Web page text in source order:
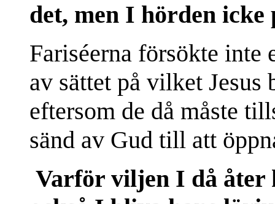
det, men I hörden icke
Fariséerna försökte inte
av sättet på vilket Jesus
eftersom de då måste
sänd av Gud till att
Varför viljen I då åter